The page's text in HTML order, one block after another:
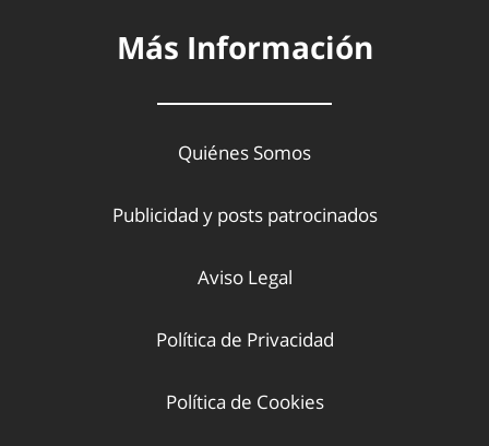
Más Información
Quiénes Somos
Publicidad y posts patrocinados
Aviso Legal
Política de Privacidad
Política de Cookies